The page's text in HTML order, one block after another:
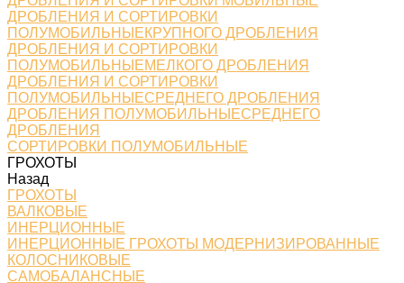
ДРОБЛЕНИЯ И СОРТИРОВКИ
ПОЛУМОБИЛЬНЫЕКРУПНОГО ДРОБЛЕНИЯ
ДРОБЛЕНИЯ И СОРТИРОВКИ
ПОЛУМОБИЛЬНЫЕМЕЛКОГО ДРОБЛЕНИЯ
ДРОБЛЕНИЯ И СОРТИРОВКИ
ПОЛУМОБИЛЬНЫЕСРЕДНЕГО ДРОБЛЕНИЯ
ДРОБЛЕНИЯ ПОЛУМОБИЛЬНЫЕСРЕДНЕГО
ДРОБЛЕНИЯ
СОРТИРОВКИ ПОЛУМОБИЛЬНЫЕ
ГРОХОТЫ
Назад
ГРОХОТЫ
ВАЛКОВЫЕ
ИНЕРЦИОННЫЕ
ИНЕРЦИОННЫЕ ГРОХОТЫ МОДЕРНИЗИРОВАННЫЕ
КОЛОСНИКОВЫЕ
САМОБАЛАНСНЫЕ